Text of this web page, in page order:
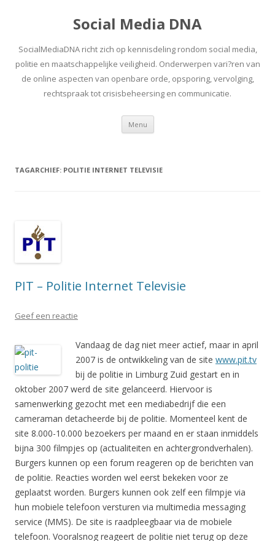
Social Media DNA
SocialMediaDNA richt zich op kennisdeling rondom social media,
politie en maatschappelijke veiligheid. Onderwerpen vari?ren van
de online aspecten van openbare orde, opsporing, vervolging,
rechtspraak tot crisisbeheersing en communicatie.
Menu Spring
inhoud
TAGARCHIEF: POLITIE INTERNET TELEVISIE
PIT – Politie Internet Televisie
Geef een reactie
Vandaag de dag niet meer actief, maar in april
2007 is de ontwikkeling van de site www.pit.tv
bij de politie in Limburg Zuid gestart en in
oktober 2007 werd de site gelanceerd. Hiervoor is
samenwerking gezocht met een mediabedrijf die een
cameraman detacheerde bij de politie. Momenteel kent de
site 8.000-10.000 bezoekers per maand en er staan inmiddels
bijna 300 filmpjes op (actualiteiten en achtergrondverhalen).
Burgers kunnen op een forum reageren op de berichten van
de politie. Reacties worden wel eerst bekeken voor ze
geplaatst worden. Burgers kunnen ook zelf een filmpje via
hun mobiele telefoon versturen via multimedia messaging
service (MMS). De site is raadpleegbaar via de mobiele
telefoon. Vooralsnog reageert de politie niet terug op deze